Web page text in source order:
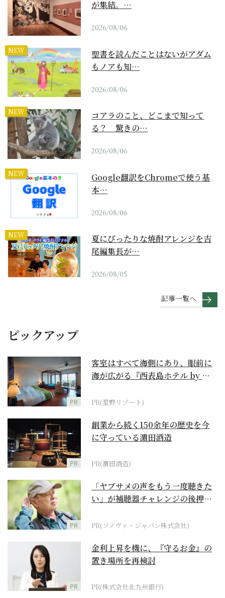
が集結。…
2026/08/06
NEW
聖書を読んだことはないがアダム
もノアも知…
2026/08/06
NEW
コアラのこと、どこまで知って
る？ 驚きの…
2026/08/06
NEW
Google翻訳をChromeで使う基
本…
2026/08/06
NEW
夏にぴったりな焼酎アレンジを吉
尾編集長が…
2026/08/05
記事一覧へ
ピックアップ
PR
客室はすべて海側にあり、眼前に
海が広がる『西表島ホテル by 星
PR(星野リゾート)
PR
創業から続く150余年の歴史を今
に守っている濵田酒造
PR(濵田酒造)
PR
「ヤブサメの声をもう一度聴きた
い」が補聴器チャレンジの後押し
PR(ソノヴァ・ジャパン株式会社)
PR
金利上昇を機に、『守るお金』の
置き場所を再検討
PR(株式会社北九州銀行)